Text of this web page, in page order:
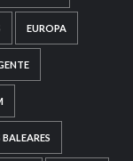
EUROPA
BALEARES